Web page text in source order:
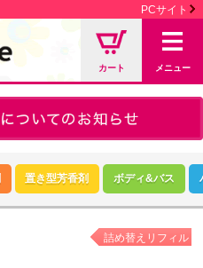
PCサイト
カート メニュー
置き型芳香剤 ボディ&バス
詰め替えリフィル